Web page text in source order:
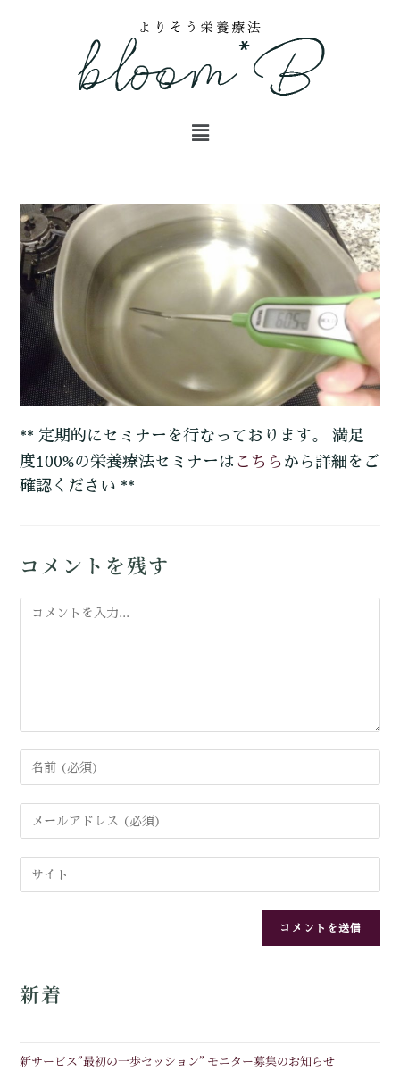
** 定期的にセミナーを行なっております。 満足
度100%の栄養療法セミナーは こちら から詳細をご
確認ください **
コメントを残す
新着
新サービス”最初の一歩セッション” モニター募集のお知らせ